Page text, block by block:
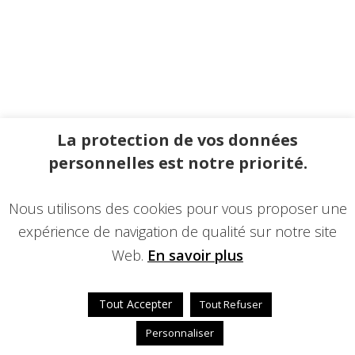
La protection de vos données
personnelles est notre priorité.
Nous utilisons des cookies pour vous proposer une
expérience de navigation de qualité sur notre site
Web. En savoir plus
Tout Accepter
Tout Refuser
Personnaliser